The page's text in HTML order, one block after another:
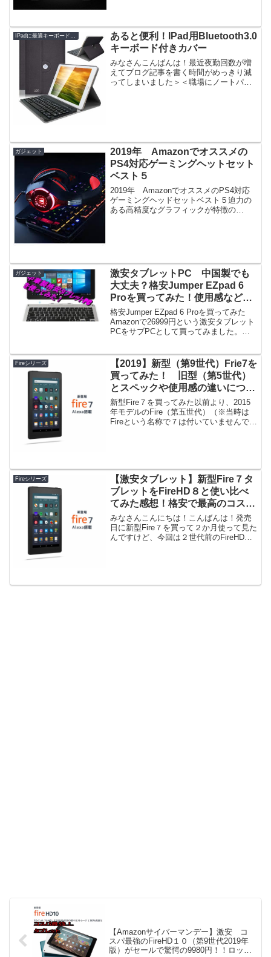
IPadに最適キーボード付きカバー
あると便利！IPad用Bluetooth3.0
キーボード付きカバー
みなさんこんばんは！最近夜勤回数が増
えてブログ記事を書く時間がめっきり減
ってしまいました＞＜職場にノートパソ
ガジェット
2019年 Amazonでオススメの
PS4対応ゲーミングヘットセット
ベスト５
2019年 AmazonでオススメのPS4対応
ゲーミングヘッドセットベスト５迫力の
ある高精度なグラフィックが特徴の
ガジェット
激安タブレットPC 中国製でも
大丈夫？格安Jumper EZpad 6
Proを買ってみた！使用感などの
レビュー
格安Jumper EZpad 6 Proを買ってみた
Amazonで26999円という激安タブレット
PCをサブPCとして買ってみました。購
な軽量タイプのノートPCが欲しか...
Fireシリーズ
【2019】新型（第9世代）Frie7を
買ってみた！ 旧型（第5世代）
とスペックや使用感の違いについ
て
新型Fire７を買ってみた以前より、2015
年モデルのFire（第五世代）（※当時は
Fireという名称で７は付いていませんでし
Fireシリーズ
【激安タブレット】新型Fire７タ
ブレットをFireHD８と使い比べ
てみた感想！格安で最高のコスパ
のタブレットです！
みなさんこんにちは！こんばんは！発売
日に新型Fire７を買って２か月使って見た
んですけど、今回は２世代前のFireHD８
【Amazonサイバーマンデー】激安 コ
スパ最強のFireHD１０（第9世代2019年
版）がセールで驚愕の9980円！！ロック